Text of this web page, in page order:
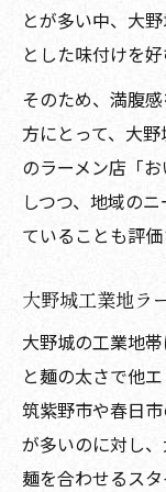
とが多い中、大
とした味付けを好
そのため、満腹
方にとって、大
のラーメン店「
しつつ、地域の
ていることも評価
大野城工業地ラ
大野城の工業地
と麺の太さで他
筑紫野市や春日
が多いのに対し
麺を合わせるスタ